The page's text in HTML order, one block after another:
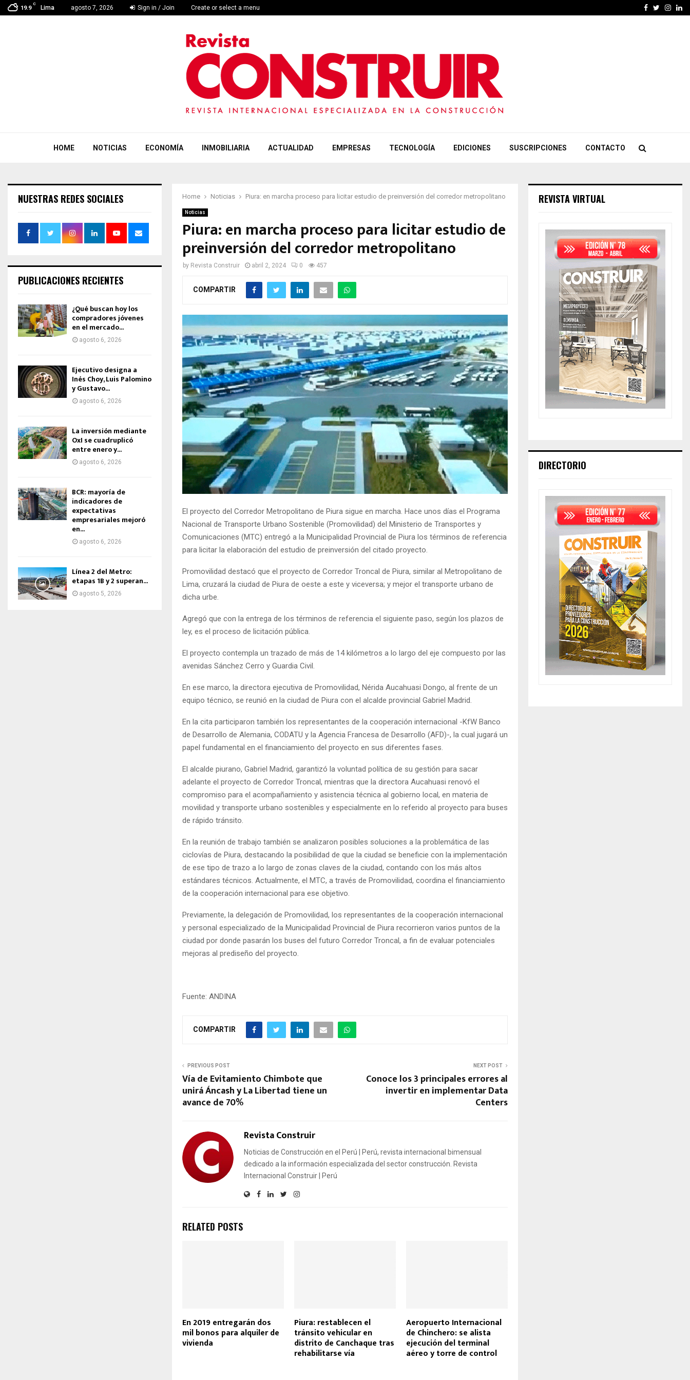
19.9
C
Lima agosto 7, 2026 Sign in / Join Create or select a menu Facebook
Twitter
HOME NOTICIAS ECONOMÍA INMOBILIARIA ACTUALIDAD EMPRESAS TECNOLOGÍA EDICIONES SUSCRIPCIONES CONTACTO
Home Noticias Piura: en marcha proceso para licitar estudio de preinversión del corredor metropolitano
Noticias
Piura: en marcha proceso para licitar estudio de
preinversión del corredor metropolitano
by Revista Construir abril 2, 2024 0 457
COMPARTIR
El proyecto del Corredor Metropolitano de Piura sigue en marcha. Hace unos días el Programa
Nacional de Transporte Urbano Sostenible (Promovilidad) del Ministerio de Transportes y
Comunicaciones (MTC) entregó a la Municipalidad Provincial de Piura los términos de referencia
para licitar la elaboración del estudio de preinversión del citado proyecto.
Promovilidad destacó que el proyecto de Corredor Troncal de Piura, similar al Metropolitano de
Lima, cruzará la ciudad de Piura de oeste a este y viceversa; y mejor el transporte urbano de
dicha urbe.
Agregó que con la entrega de los términos de referencia el siguiente paso, según los plazos de
ley, es el proceso de licitación pública.
El proyecto contempla un trazado de más de 14 kilómetros a lo largo del eje compuesto por las
avenidas Sánchez Cerro y Guardia Civil.
En ese marco, la directora ejecutiva de Promovilidad, Nérida Aucahuasi Dongo, al frente de un
equipo técnico, se reunió en la ciudad de Piura con el alcalde provincial Gabriel Madrid.
En la cita participaron también los representantes de la cooperación internacional -KfW Banco
de Desarrollo de Alemania, CODATU y la Agencia Francesa de Desarrollo (AFD)-, la cual jugará un
papel fundamental en el financiamiento del proyecto en sus diferentes fases.
El alcalde piurano, Gabriel Madrid, garantizó la voluntad política de su gestión para sacar
adelante el proyecto de Corredor Troncal, mientras que la directora Aucahuasi renovó el
compromiso para el acompañamiento y asistencia técnica al gobierno local, en materia de
movilidad y transporte urbano sostenibles y especialmente en lo referido al proyecto para buses
de rápido tránsito.
En la reunión de trabajo también se analizaron posibles soluciones a la problemática de las
ciclovías de Piura, destacando la posibilidad de que la ciudad se beneficie con la implementación
de ese tipo de trazo a lo largo de zonas claves de la ciudad, contando con los más altos
estándares técnicos. Actualmente, el MTC, a través de Promovilidad, coordina el financiamiento
de la cooperación internacional para ese objetivo.
Previamente, la delegación de Promovilidad, los representantes de la cooperación internacional
y personal especializado de la Municipalidad Provincial de Piura recorrieron varios puntos de la
ciudad por donde pasarán los buses del futuro Corredor Troncal, a fin de evaluar potenciales
mejoras al prediseño del proyecto.
Fuente: ANDINA
COMPARTIR
PREVIOUS POST
Vía de Evitamiento Chimbote que
unirá Áncash y La Libertad tiene un
avance de 70%
NEXT POST
Conoce los 3 principales errores al
invertir en implementar Data
Centers
Revista Construir
Noticias de Construcción en el Perú | Perú, revista internacional bimensual
dedicado a la información especializada del sector construcción. Revista
Internacional Construir | Perú
RELATED POSTS
En 2019 entregarán dos
mil bonos para alquiler de
vivienda
Piura: restablecen el
tránsito vehicular en
distrito de Canchaque tras
rehabilitarse vía
Aeropuerto Internacional
de Chinchero: se alista
ejecución del terminal
aéreo y torre de control
NUESTRAS REDES SOCIALES
PUBLICACIONES RECIENTES
¿Qué buscan hoy los
compradores jóvenes
en el mercado...
agosto 6, 2026
Ejecutivo designa a
Inés Choy, Luis Palomino
y Gustavo...
agosto 6, 2026
La inversión mediante
OxI se cuadruplicó
entre enero y...
agosto 6, 2026
BCR: mayoría de
indicadores de
expectativas
empresariales mejoró
en...
agosto 6, 2026
Línea 2 del Metro:
etapas 1B y 2 superan...
agosto 5, 2026
REVISTA VIRTUAL
DIRECTORIO